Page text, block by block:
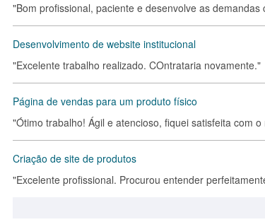
"Bom profissional, paciente e desenvolve as demandas
Desenvolvimento de website institucional
"Excelente trabalho realizado. COntrataria novamente."
Página de vendas para um produto físico
"Ótimo trabalho! Ágil e atencioso, fiquei satisfeita com
Criação de site de produtos
"Excelente profissional. Procurou entender